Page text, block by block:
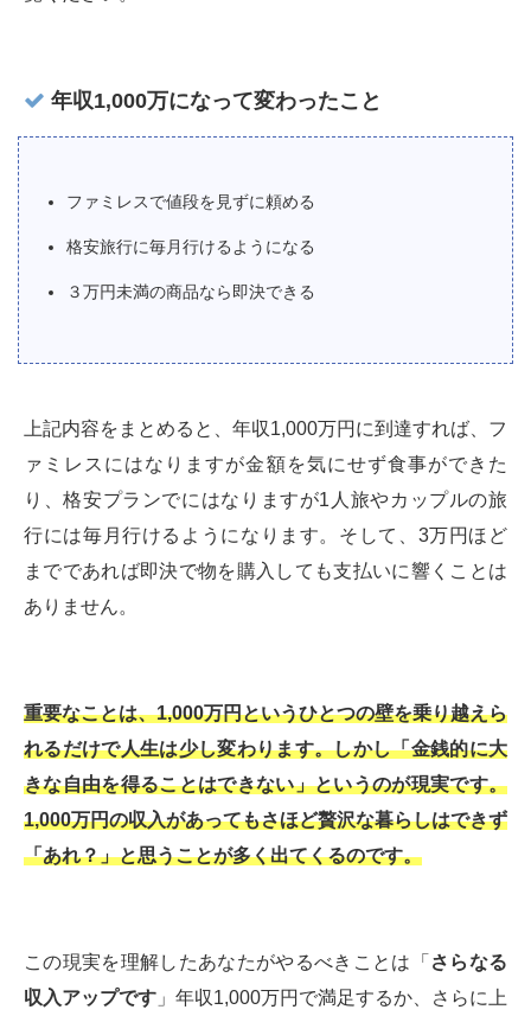
年収1,000万になって変わったこと
ファミレスで値段を見ずに頼める
格安旅行に毎月行けるようになる
３万円未満の商品なら即決できる
上記内容をまとめると、年収1,000万円に到達すれば、フ
ァミレスにはなりますが金額を気にせず食事ができた
り、格安プランでにはなりますが1人旅やカップルの旅
行には毎月行けるようになります。そして、3万円ほど
までであれば即決で物を購入しても支払いに響くことは
ありません。
重要なことは、1,000万円というひとつの壁を乗り越えら
れるだけで人生は少し変わります。しかし「金銭的に大
きな自由を得ることはできない」というのが現実です。
1,000万円の収入があってもさほど贅沢な暮らしはできず
「あれ？」と思うことが多く出てくるのです。
この現実を理解したあなたがやるべきことは「 さらなる
収入アップです 」年収1,000万円で満足するか、さらに上